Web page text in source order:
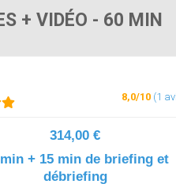
+ VIDÉO - 60 MIN
8,0/10 (1
314,00 €
+ 15 min de briefing et
débriefing